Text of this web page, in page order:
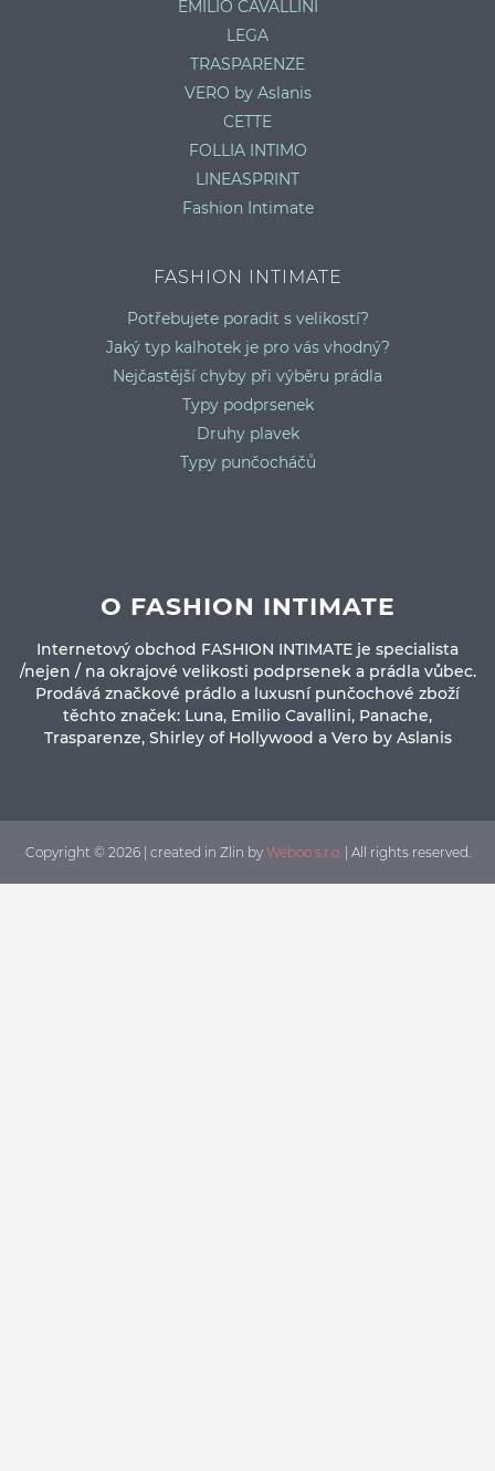
EMILIO CAVALLINI
LEGA
TRASPARENZE
VERO by Aslanis
CETTE
FOLLIA INTIMO
LINEASPRINT
Fashion Intimate
FASHION INTIMATE
Potřebujete poradit s velikostí?
Jaký typ kalhotek je pro vás vhodný?
Nejčastější chyby při výběru prádla
Typy podprsenek
Druhy plavek
Typy punčocháčů
O FASHION INTIMATE
Internetový obchod FASHION INTIMATE je specialista
/nejen / na okrajové velikosti podprsenek a prádla vůbec.
Prodává značkové prádlo a luxusní punčochové zboží
těchto značek: Luna, Emilio Cavallini, Panache,
Trasparenze, Shirley of Hollywood a Vero by Aslanis
Copyright © 2026 | created in Zlin by Weboo s.r.o. | All rights reserved.